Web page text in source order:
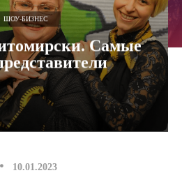
ШОУ-БИЗНЕС
Самые
10.01.2023